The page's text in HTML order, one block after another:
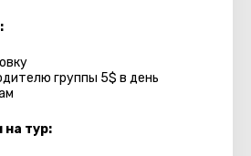
группы 5$ в день
на тур: